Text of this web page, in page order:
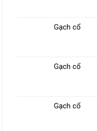
Gạch cổ
Gạch cổ
Gạch cổ